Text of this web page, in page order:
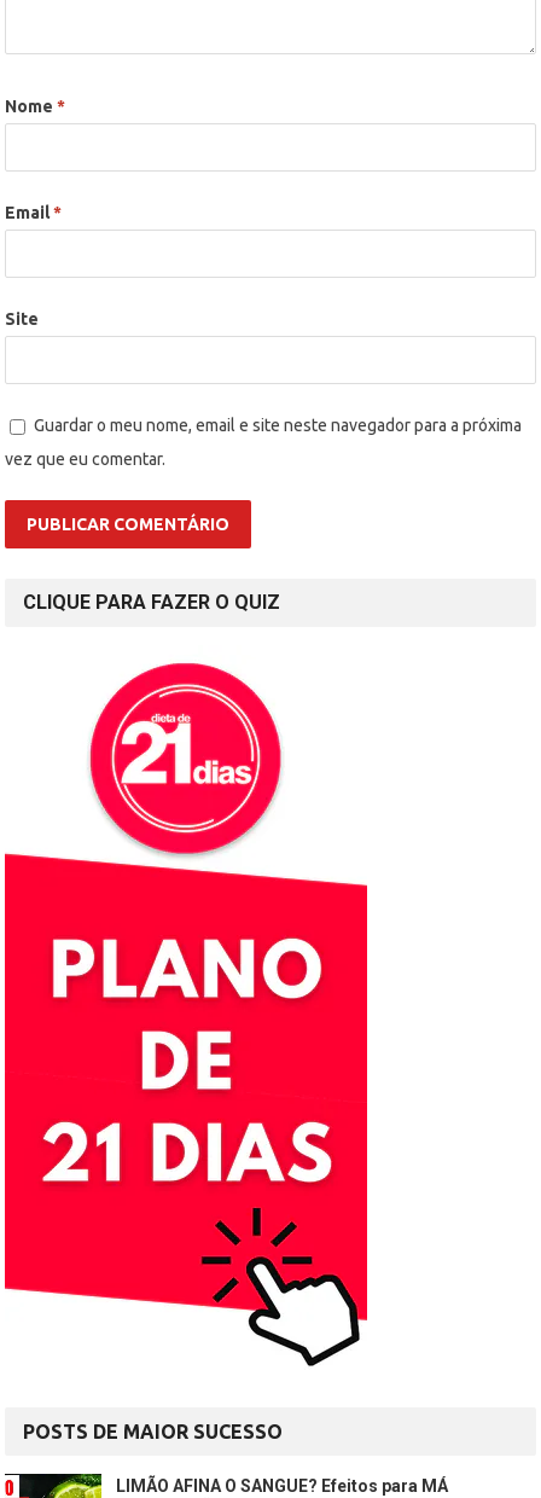
Nome*
Email*
Site
Guardar o meu nome, email e site neste navegador para a próxima
vez que eu comentar.
CLIQUE PARA FAZER O QUIZ
POSTS DE MAIOR SUCESSO
LIMÃO AFINA O SANGUE? Efeitos para MÁ